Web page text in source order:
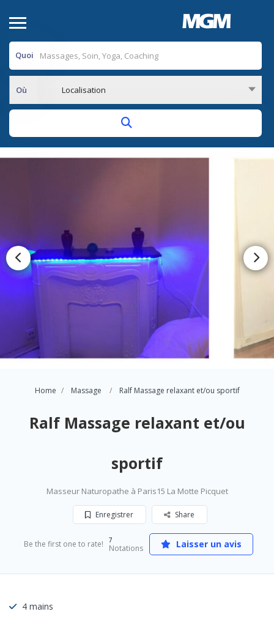
Quoi
Où Localisation
Home Massage Ralf Massage relaxant et/ou sportif
Ralf Massage relaxant et/ou
sportif
Masseur Naturopathe à Paris15 La Motte Picquet
Enregistrer Share
Be the first one to rate! 7
Notations Laisser un avis
4 mains